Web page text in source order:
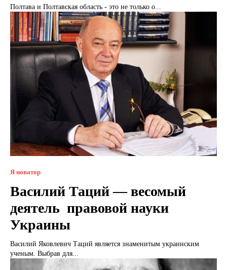
Полтава и Полтавская область - это не только о...
Я новатор
Василий Таций — весомый
деятель правовой науки
Украины
Василий Яковлевич Таций является знаменитым украинским
ученым. Выбрав для...